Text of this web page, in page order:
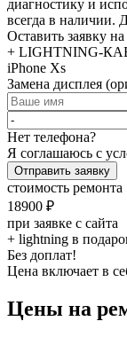
Оставить заявку
+ LIGHTNING-
iPhone Xs
Замена дисплея
Нет телефона?
Я соглашаюсь с
Отправить заявку
стоимость ремонта
18900 ₽
при заявке с сайта
+ lightning в
Без доплат!
Цена включает в
Цены на